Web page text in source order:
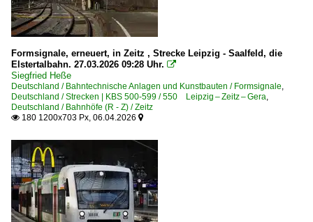
1 232 BR 232 DR 132 · DR 130.1 'Ludmilla'
1 232 BR 232 DR 132 · DR 130.1 Private 'Ludmilla'
1 233 BR 233 Umbau DB 232 'Ludmilla'
1 247 BR 247 ·Vectron DE· Private
1 261 BR 261 · BR 260 ·Gravita 10 BB·
1 264 BR 264 ·Maxima 40 CC·
1 272 BR 272 ·G 2000-3 BB·
1 285 BR 285 ·Traxx DE·
Dieselloks | bis 100 km/h | 98 80
Formsignale, erneuert, in Zeitz , Strecke Leipzig - Saalfeld, die
Elstertalbahn. 27.03.2026 09:28 Uhr. 
Siegfried Heße
Deutschland / Bahntechnische Anlagen und Kunstbauten / Formsignale,
Deutschland / Strecken | KBS 500-599 / 550 Leipzig – Zeitz – Gera,
Deutschland / Bahnhöfe (R - Z) / Zeitz
 180 1200x703 Px, 06.04.2026 